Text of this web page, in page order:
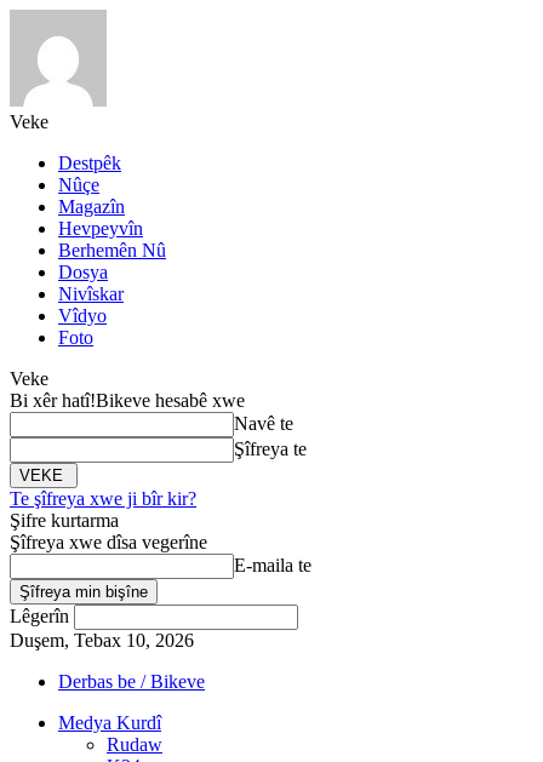
Veke
Destpêk
Nûçe
Magazîn
Hevpeyvîn
Berhemên Nû
Dosya
Nivîskar
Vîdyo
Foto
Veke
Bi xêr hatî!Bikeve hesabê xwe
Navê te
Şîfreya te
Te şîfreya xwe ji bîr kir?
Şifre kurtarma
Şîfreya xwe dîsa vegerîne
E-maila te
Lêgerîn
Duşem, Tebax 10, 2026
Derbas be / Bikeve
Medya Kurdî
Rudaw